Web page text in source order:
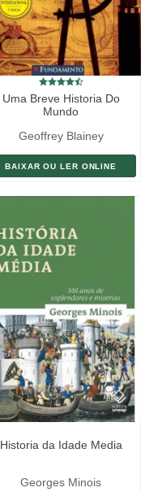
Uma Breve Historia Do
Mundo
Geoffrey Blainey
BAIXAR OU LER ONLINE
Historia da Idade Media
Georges Minois